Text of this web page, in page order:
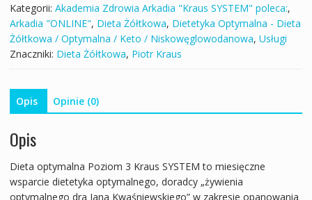
Kategorii: Akademia Zdrowia Arkadia "Kraus SYSTEM" poleca:,
Arkadia "ONLINE", Dieta Żółtkowa, Dietetyka Optymalna - Dieta
Żółtkowa / Optymalna / Keto / Niskowęglowodanowa, Usługi
Znaczniki: Dieta Żółtkowa, Piotr Kraus
Opis Opinie (0)
Opis
Dieta optymalna Poziom 3 Kraus SYSTEM to miesięczne
wsparcie dietetyka optymalnego, doradcy „żywienia
optymalnego dra Jana Kwaśniewskiego” w zakresie opanowania